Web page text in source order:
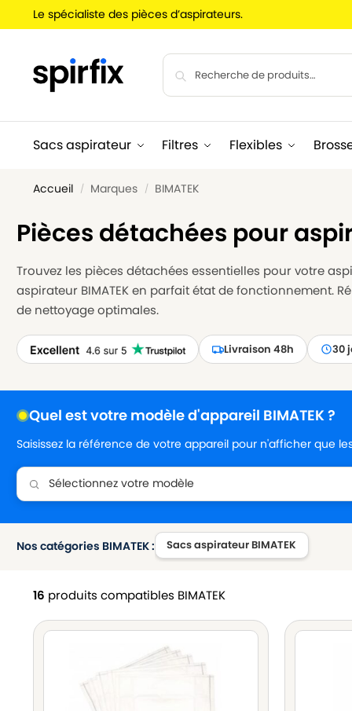
Le spécialiste des pièces d’aspirateurs.
Sacs aspirateur Filtres Flexibles
Accueil / Marques / BIMATEK
Pièces détachées pour
Trouvez les pièces détachées essentielles pour votre
aspirateur BIMATEK en parfait état de fonctionnement.
de nettoyage optimales.
Livraison 48h 30
Quel est votre modèle d'appareil BIMATEK ?
Saisissez la référence de votre appareil pour n'afficher que
Nos catégories BIMATEK : Sacs aspirateur BIMATEK
16 produits compatibles BIMATEK